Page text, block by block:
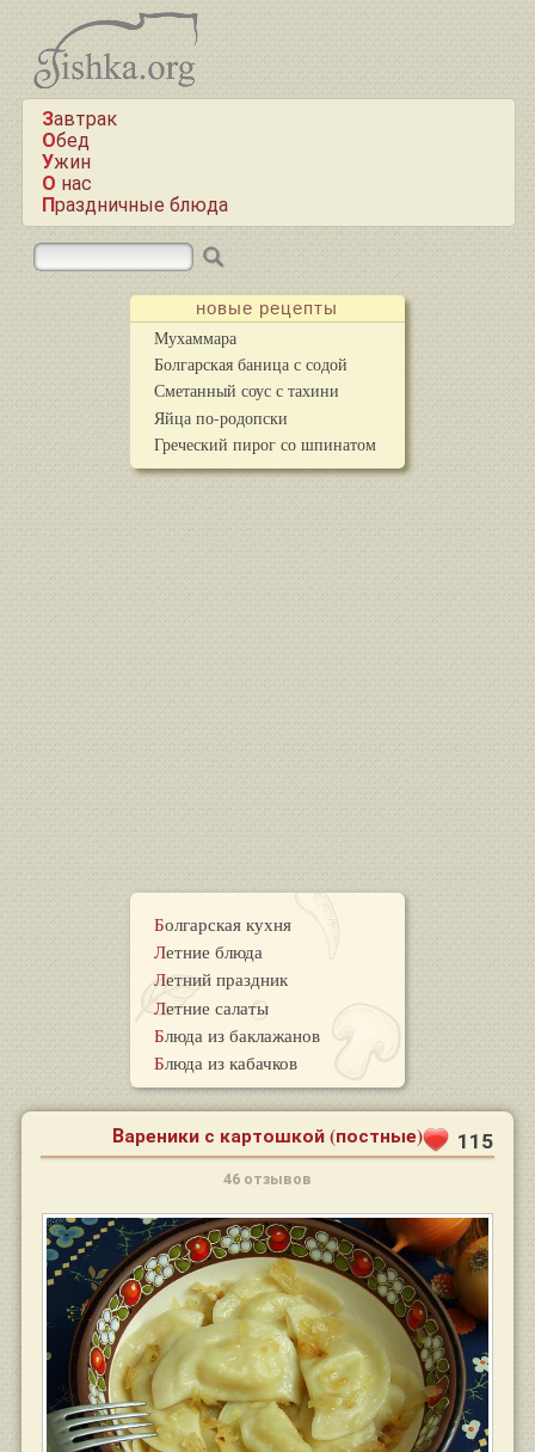
Завтрак
Обед
Ужин
О нас
Праздничные блюда
новые рецепты
Мухаммара
Болгарская баница с содой
Сметанный соус с тахини
Яйца по-родопски
Греческий пирог со шпинатом
Болгарская кухня
Летние блюда
Летний праздник
Летние салаты
Блюда из баклажанов
Блюда из кабачков
Вареники с картошкой (постные) 115
46 отзывов